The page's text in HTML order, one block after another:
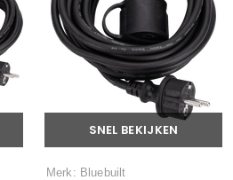
SNEL BEKIJKEN
Merk: Bluebuilt